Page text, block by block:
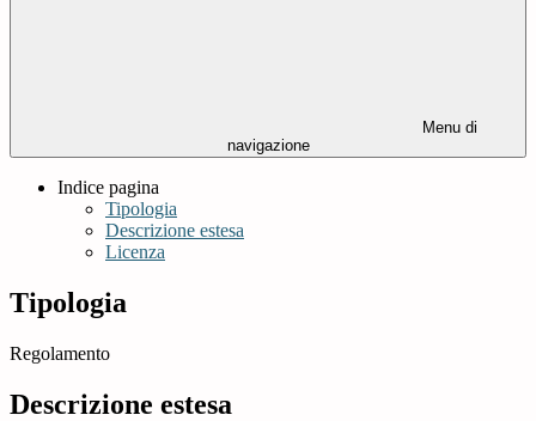
Menu di
navigazione
Indice pagina
Tipologia
Descrizione estesa
Licenza
Tipologia
Regolamento
Descrizione estesa